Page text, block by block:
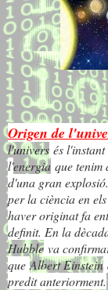
Origen de
l'univers és
l'energia que tenim
d'una gran
per la ciència en
haver originat fa
definit. En la
Hubble va
que Albert Einstein
predit anteriorment.